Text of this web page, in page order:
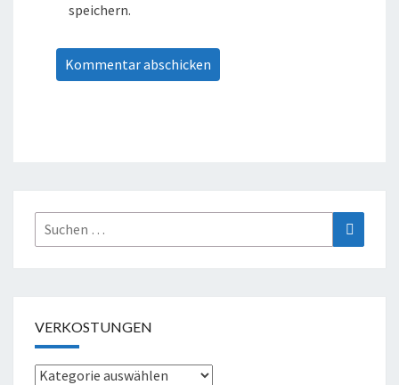
speichern.
Suche
nach:
Suchen
VERKOSTUNGEN
Verkostungen